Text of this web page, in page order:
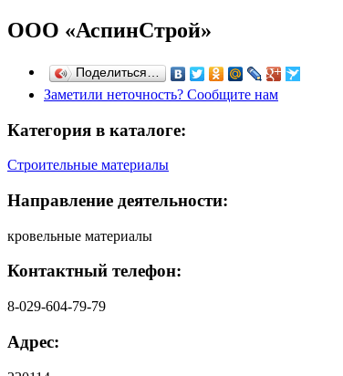
ООО «АспинСтрой»
Поделиться…
Заметили неточность? Сообщите нам
Категория в каталоге:
Строительные материалы
Направление деятельности:
кровельные материалы
Контактный телефон:
8-029-604-79-79
Адрес: